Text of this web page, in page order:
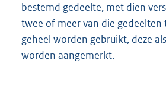
bestemd gedeelte, met dien
twee of meer van die gedeelten
geheel worden gebruikt, deze
worden aangemerkt.